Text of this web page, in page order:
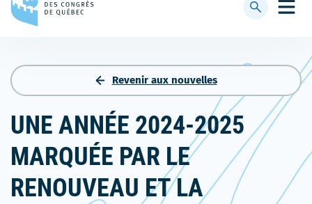
à
Afficher
recherche
Revenir aux nouvelles
UNE ANNÉE 2024-2025
MARQUÉE PAR LE
RENOUVEAU ET LA